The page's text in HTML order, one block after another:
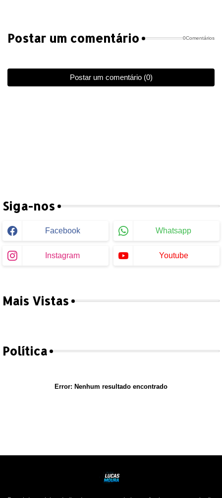
Postar um comentário 0Comentários
Postar um comentário (0)
Siga-nos
Facebook Whatsapp
Instagram Youtube
Mais Vistas
Política
Error: Nenhum resultado encontrado